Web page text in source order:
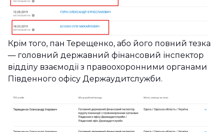
Крім того, пан Терещенко, або його повний тезка
— головний державний фінансовий інспектор
відділу взаємодії з правоохоронними органами
Південного офісу Держаудитслужби.